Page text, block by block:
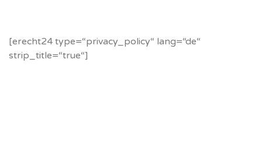
[erecht24 type=“privacy_policy“ lang=“de“
strip_title=“true“]